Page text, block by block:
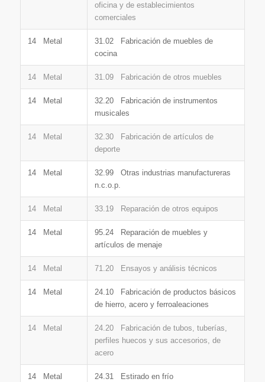
oficina y de establecimientos
comerciales
14 Metal
31.02 Fabricación de muebles de
cocina
14 Metal 31.09 Fabricación de otros muebles
14 Metal
32.20 Fabricación de instrumentos
musicales
14 Metal
32.30 Fabricación de artículos de
deporte
14 Metal
32.99 Otras industrias manufactureras
n.c.o.p.
14 Metal 33.19 Reparación de otros equipos
14 Metal
95.24 Reparación de muebles y
artículos de menaje
14 Metal 71.20 Ensayos y análisis técnicos
14 Metal
24.10 Fabricación de productos básicos
de hierro, acero y ferroaleaciones
14 Metal
24.20 Fabricación de tubos, tuberías,
perfiles huecos y sus accesorios, de
acero
14 Metal 24.31 Estirado en frío